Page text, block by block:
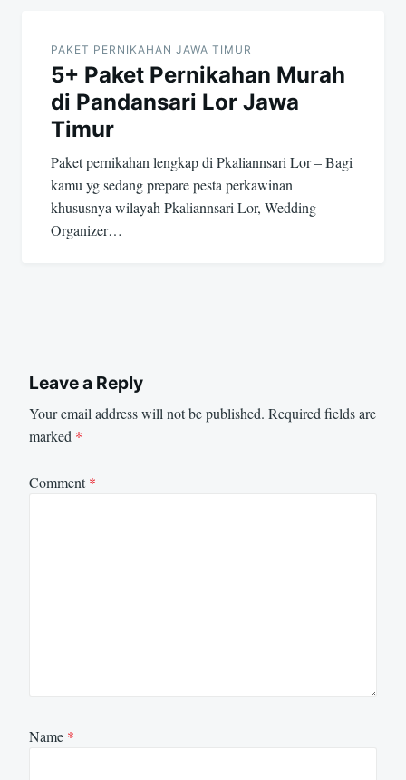
PAKET PERNIKAHAN JAWA TIMUR
5+ Paket Pernikahan Murah
di Pandansari Lor Jawa
Timur
Paket pernikahan lengkap di Pkaliannsari Lor – Bagi
kamu yg sedang prepare pesta perkawinan
khususnya wilayah Pkaliannsari Lor, Wedding
Organizer…
Leave a Reply
Your email address will not be published. Required fields are
marked *
Comment*
Name *